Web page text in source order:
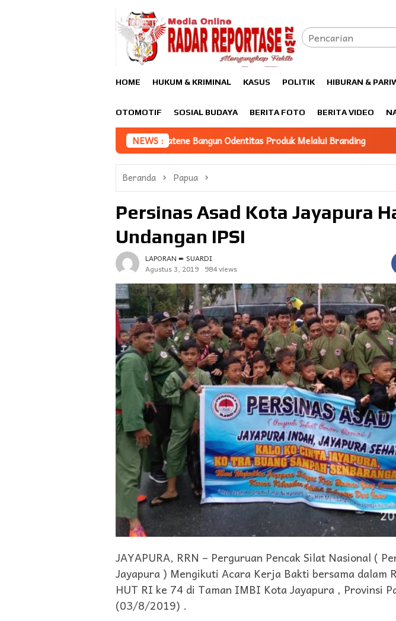
HOME HUKUM & KRIMINAL KASUS POLITIK HIBURAN &
OTOMOTIF SOSIAL BUDAYA BERITA FOTO BERITA VIDEO
NEWS :
UMKM Minasatene Bangun Odentitas Produk Melalui Branding Sekertaris MPC
Beranda Papua
Persinas Asad Kota Jayapura
Undangan IPSI
LAPORAN ➨ SUARDI
Agustus 3, 2019 984 views
JAYAPURA, RRN – Perguruan Pencak Silat Nasional (
Jayapura ) Mengikuti Acara Kerja Bakti bersama dalam
HUT RI ke 74 di Taman IMBI Kota Jayapura , Provinsi
(03/8/2019) .